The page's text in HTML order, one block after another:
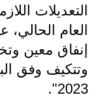
التعديلات
العام الحالي،
إنفاق معين
وتتكيف وفق
2023".